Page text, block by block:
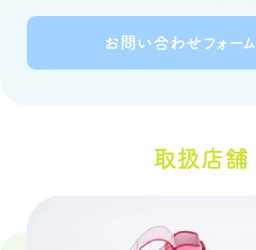
お問い合わせ フォーム
取扱店舗